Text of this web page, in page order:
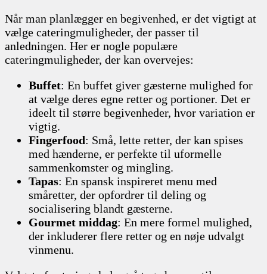
Når man planlægger en begivenhed, er det vigtigt at
vælge cateringmuligheder, der passer til
anledningen. Her er nogle populære
cateringmuligheder, der kan overvejes:
Buffet: En buffet giver gæsterne mulighed for
at vælge deres egne retter og portioner. Det er
ideelt til større begivenheder, hvor variation er
vigtig.
Fingerfood: Små, lette retter, der kan spises
med hænderne, er perfekte til uformelle
sammenkomster og mingling.
Tapas: En spansk inspireret menu med
småretter, der opfordrer til deling og
socialisering blandt gæsterne.
Gourmet middag: En mere formel mulighed,
der inkluderer flere retter og en nøje udvalgt
vinmenu.